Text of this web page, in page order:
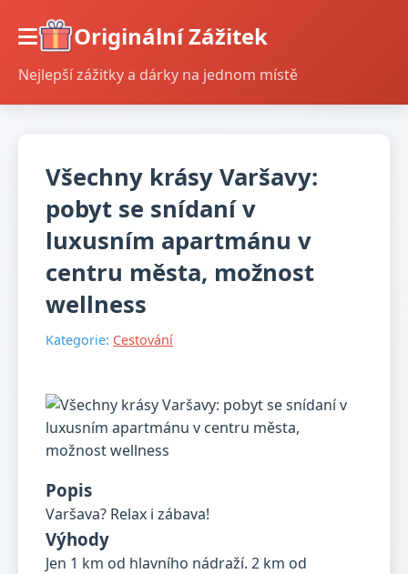
Originální Zážitek
Nejlepší zážitky a dárky na jednom místě
Všechny krásy Varšavy:
pobyt se snídaní v
luxusním apartmánu v
centru města, možnost
wellness
Kategorie: Cestování
Popis
Varšava? Relax i zábava!
Výhody
Jen 1 km od hlavního nádraží. 2 km od